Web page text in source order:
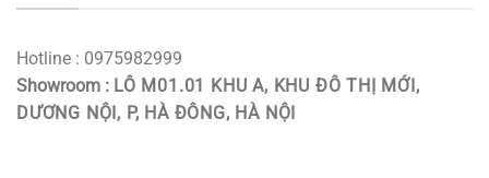
Hotline : 0975982999
Showroom : LÔ M01.01 KHU A, KHU ĐÔ THỊ MỚI,
DƯƠNG NỘI, P, HÀ ĐÔNG, HÀ NỘI